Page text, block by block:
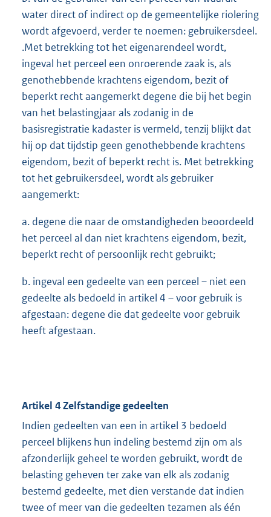
water direct of indirect op de gemeentelijke riolering
wordt afgevoerd, verder te noemen: gebruikersdeel.
.Met betrekking tot het eigenarendeel wordt,
ingeval het perceel een onroerende zaak is, als
genothebbende krachtens eigendom, bezit of
beperkt recht aangemerkt degene die bij het begin
van het belastingjaar als zodanig in de
basisregistratie kadaster is vermeld, tenzij blijkt dat
hij op dat tijdstip geen genothebbende krachtens
eigendom, bezit of beperkt recht is. Met betrekking
tot het gebruikersdeel, wordt als gebruiker
aangemerkt:
a. degene die naar de omstandigheden beoordeeld
het perceel al dan niet krachtens eigendom, bezit,
beperkt recht of persoonlijk recht gebruikt;
b. ingeval een gedeelte van een perceel – niet een
gedeelte als bedoeld in artikel 4 – voor gebruik is
afgestaan: degene die dat gedeelte voor gebruik
heeft afgestaan.
Artikel 4 Zelfstandige gedeelten
Indien gedeelten van een in artikel 3 bedoeld
perceel blijkens hun indeling bestemd zijn om als
afzonderlijk geheel te worden gebruikt, wordt de
belasting geheven ter zake van elk als zodanig
bestemd gedeelte, met dien verstande dat indien
twee of meer van die gedeelten tezamen als één